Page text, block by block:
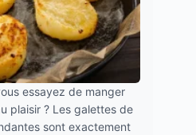
essayez de manger
plaisir ? Les galettes de
sont exactement